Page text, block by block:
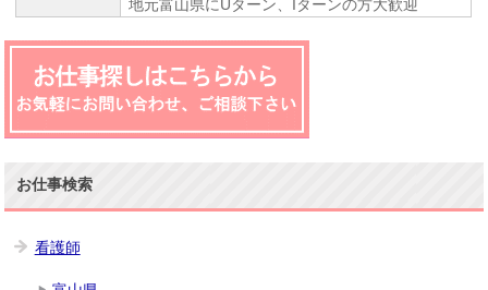
地元富山県にUターン、Iターンの方大歓迎
お仕事検索
看護師